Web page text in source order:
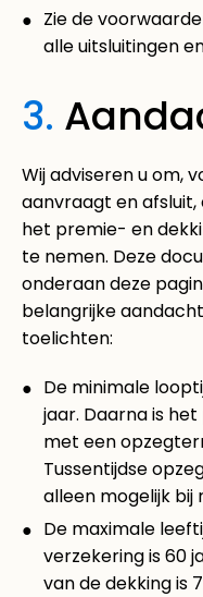
Zie de
alle uitsluitingen
3.
Wij adviseren u om,
aanvraagt en
het premie- en
te nemen. Deze
onderaan deze
belangrijke
toelichten:
De minimale
jaar. Daarna is
met een
Tussentijdse
alleen mogelijk bij
De maximale
verzekering is 60
van de dekking is